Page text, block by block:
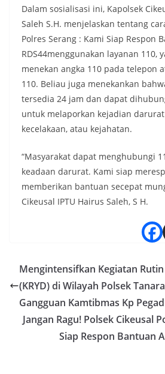
Dalam sosialisasi ini, Kapolsek
Saleh S.H. menjelaskan tentang
Polres Serang : Kami Siap Respon
RDS44menggunakan layanan 110,
menekan angka 110 pada telepon
110. Beliau juga menekankan
tersedia 24 jam dan dapat
untuk melaporkan kejadian
kecelakaan, atau kejahatan.
“Masyarakat dapat menghubungi
keadaan darurat. Kami siap
memberikan bantuan secepat
Cikeusal IPTU Hairus Saleh, S H.
Mengintensifkan Kegiatan
(KRYD) di Wilayah Polsek
Gangguan Kamtibmas Kp
Jangan Ragu! Polsek Cikeusal
Siap Respon Bantuan